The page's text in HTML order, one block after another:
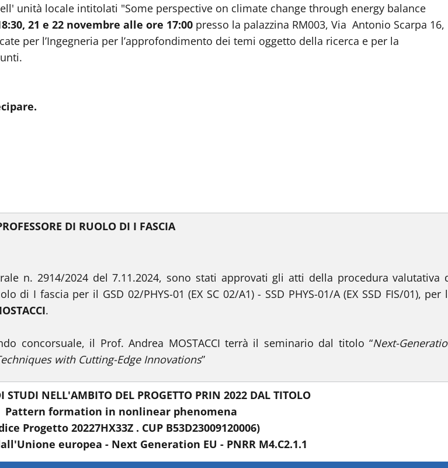
unità locale intitolati "Some perspective on climate change through energy balance
21 e 22 novembre alle ore 17:00 presso la palazzina RM003, Via Antonio Scarpa 16,
per l’Ingegneria per l’approfondimento dei temi oggetto della ricerca e per la
DI RUOLO DI I FASCIA
n. 2914/2024 del 7.11.2024, sono stati approvati gli atti della procedura valutativa
I fascia per il GSD 02/PHYS-01 (EX SC 02/A1) - SSD PHYS-01/A (EX SSD FIS/01), per
.
concorsuale, il Prof. Andrea MOSTACCI terrà il seminario dal titolo “Next-
with Cutting-Edge Innovations”
STUDI NELL'AMBITO DEL PROGETTO PRIN 2022 DAL TITOLO
Pattern formation in nonlinear phenomena
Progetto 20227HX33Z . CUP B53D23009120006)
europea - Next Generation EU - PNRR M4.C2.1.1